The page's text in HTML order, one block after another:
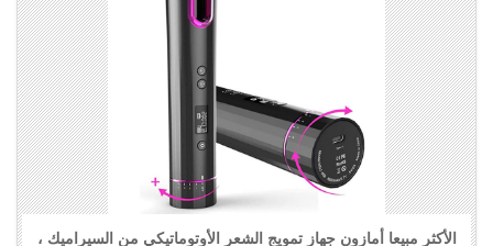
الأكثر مبيعا أمازون جهاز تمويج الشعر الأوتوماتيكي من السيراميك ،